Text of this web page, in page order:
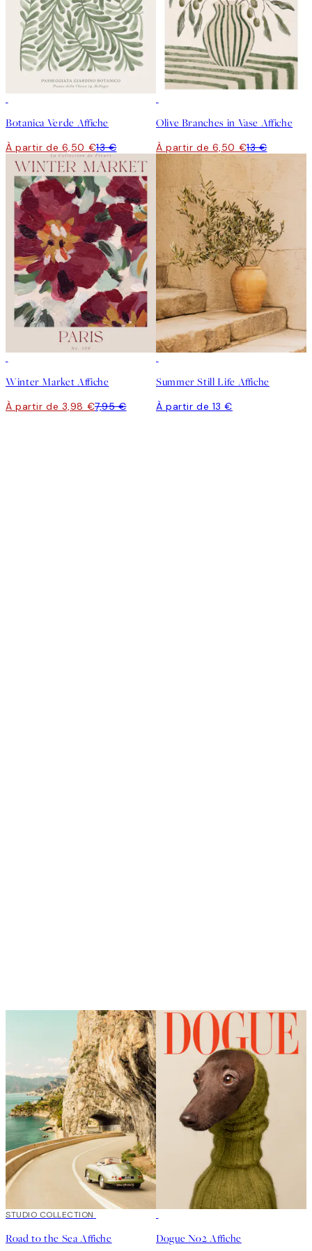
Botanica Verde Affiche
À partir de 6,50 €13 €
Olive Branches in Vase Affiche
À partir de 6,50 €13 €
Winter Market Affiche
À partir de 3,98 €7,95 €
Summer Still Life Affiche
À partir de 13 €
50%*
STUDIO COLLECTION
Road to the Sea Affiche Dogue No2 Affiche